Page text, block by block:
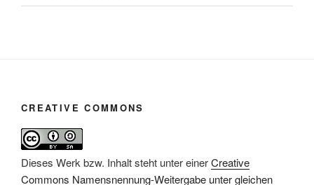
CREATIVE COMMONS
Dieses Werk bzw. Inhalt steht unter einerCreative
Commons Namensnennung-Weitergabe unter gleichen